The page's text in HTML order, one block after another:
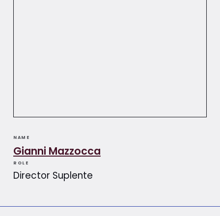
NAME
Gianni Mazzocca
ROLE
Director Suplente